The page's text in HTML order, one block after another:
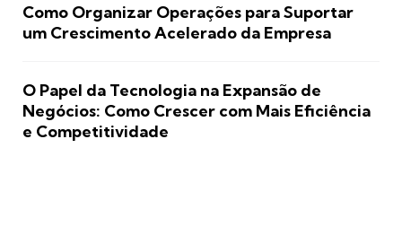
Como Organizar Operações para Suportar
um Crescimento Acelerado da Empresa
O Papel da Tecnologia na Expansão de
Negócios: Como Crescer com Mais Eficiência
e Competitividade